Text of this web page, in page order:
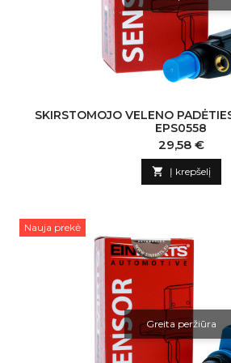
SKIRSTOMOJO VELENO
EPS0558
Kaina
29,58 €
 Į krepšelį
Nauja prekė
Greita peržiūra